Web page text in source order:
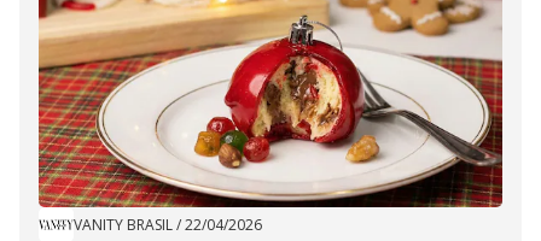
VANITY BRASIL/22/04/2026